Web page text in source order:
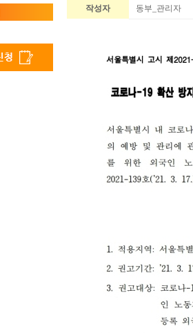
작성자 동부_관리자